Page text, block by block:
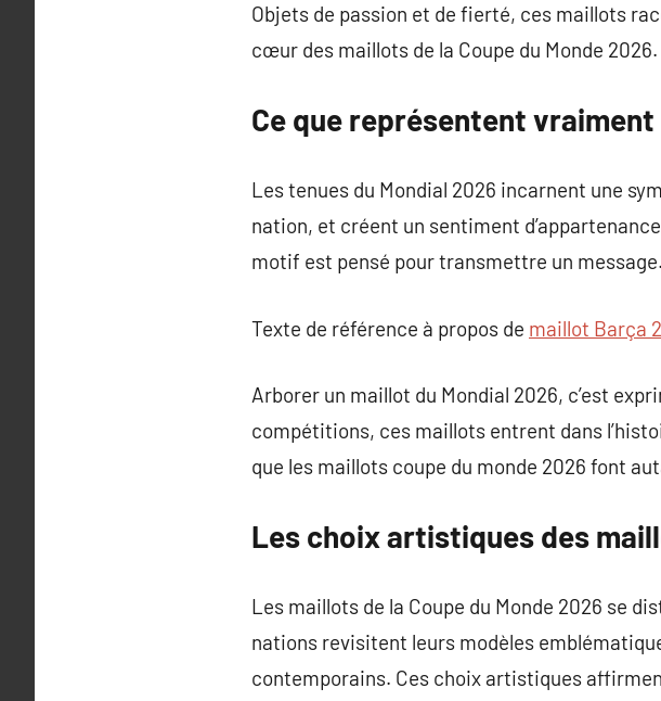
Objets de passion et de fierté, ces maillots
cœur des maillots de la Coupe du Monde 2026.
Ce que représentent
Les tenues du Mondial 2026 incarnent une
nation, et créent un sentiment
motif est pensé pour transmettre un message.
Texte de référence à propos de maillot Barça
Arborer un maillot du Mondial 2026, c’est
compétitions, ces maillots entrent dans
que les maillots coupe du monde 2026 font
Les choix artistiques des
Les maillots de la Coupe du Monde 2026 se
nations revisitent leurs modèles
contemporains. Ces choix artistiques